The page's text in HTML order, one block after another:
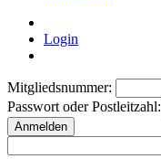
Login
Mitgliedsnummer:
Passwort oder Postleitzahl:
Anmelden